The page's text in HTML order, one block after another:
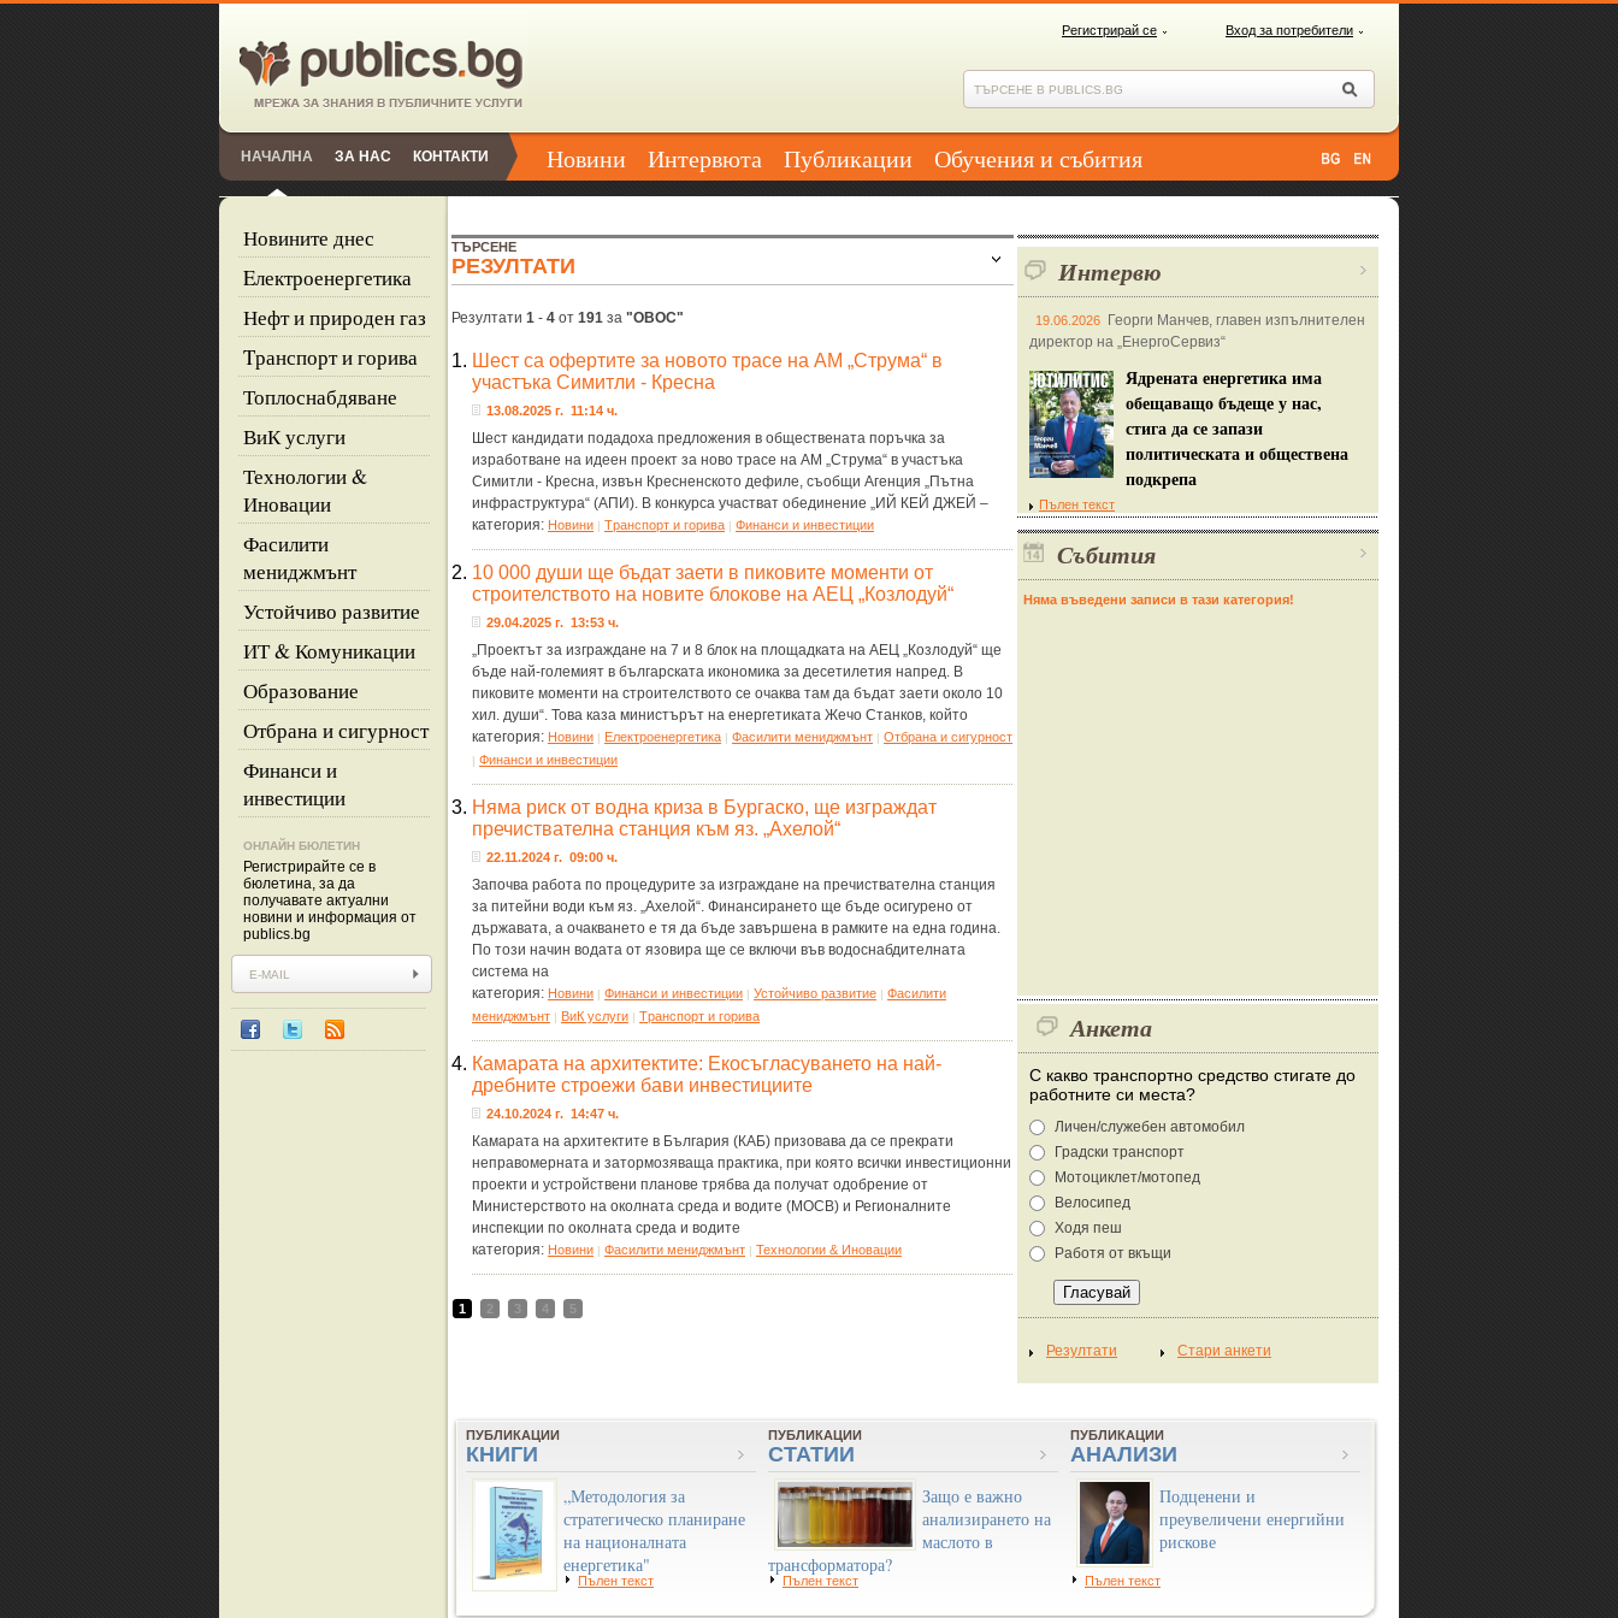
Регистрирай се Вход за потребители
НАЧАЛНА ЗА НАС КОНТАКТИ Новини Интервюта Публикации Обучения и събития
Новините днес
Eлектроенергетика
Нефт и природен газ
Tранспорт и горива
Топлоснабдяване
ВиК услуги
Технологии &
Иновации
Фасилити
мениджмънт
Устойчиво развитие
ИТ & Комуникации
Образование
Отбрана и сигурност
Финанси и
инвестиции
ОНЛАЙН БЮЛЕТИН
Регистрирайте се в
бюлетина, за да
получавате актуални
новини и информация от
publics.bg
ТЪРСЕНЕ
РЕЗУЛТАТИ
Резултати 1 - 4 от 191 за "ОВОС"
1. Шест са офертите за новото трасе на АМ „Струма“ в
участъка Симитли - Кресна
13.08.2025 г. 11:14 ч.
Шест кандидати подадоха предложения в обществената поръчка за
изработване на идеен проект за ново трасе на АМ „Струма“ в участъка
Симитли - Кресна, извън Кресненското дефиле, съобщи Агенция „Пътна
инфраструктура“ (АПИ). В конкурса участват обединение „ИЙ КЕЙ ДЖЕЙ –
категория: Новини | Tранспорт и горива | Финанси и инвестиции
2. 10 000 души ще бъдат заети в пиковите моменти от
строителството на новите блокове на АЕЦ „Козлодуй“
29.04.2025 г. 13:53 ч.
„Проектът за изграждане на 7 и 8 блок на площадката на АЕЦ „Козлодуй“ ще
бъде най-големият в българската икономика за десетилетия напред. В
пиковите моменти на строителството се очаква там да бъдат заети около 10
хил. души“. Това каза министърът на енергетиката Жечо Станков, който
категория: Новини | Eлектроенергетика | Фасилити мениджмънт | Отбрана и сигурност
| Финанси и инвестиции
3. Няма риск от водна криза в Бургаско, ще изграждат
пречиствателна станция към яз. „Ахелой“
22.11.2024 г. 09:00 ч.
Започва работа по процедурите за изграждане на пречиствателна станция
за питейни води към яз. „Ахелой“. Финансирането ще бъде осигурено от
държавата, а очакването е тя да бъде завършена в рамките на една година.
По този начин водата от язовира ще се включи във водоснабдителната
система на
категория: Новини | Финанси и инвестиции | Устойчиво развитие | Фасилити
мениджмънт | ВиК услуги | Tранспорт и горива
4. Камарата на архитектите: Екосъгласуването на най-
дребните строежи бави инвестициите
24.10.2024 г. 14:47 ч.
Камарата на архитектите в България (КАБ) призовава да се прекрати
неправомерната и затормозяваща практика, при която всички инвестиционни
проекти и устройствени планове трябва да получат одобрение от
Министерството на околната среда и водите (МОСВ) и Регионалните
инспекции по околната среда и водите
категория: Новини | Фасилити мениджмънт | Технологии & Иновации
1 2 3 4 5
Интервю
19.06.2026 Георги Манчев, главен изпълнителен
директор на „ЕнергоСервиз“
Ядрената енергетика има
обещаващо бъдеще у нас,
стига да се запази
политическата и обществена
подкрепа
Пълен текст
Събития
Няма въведени записи в тази категория!
Анкета
С какво транспортно средство стигате до
работните си места?
Личен/служебен автомобил
Градски транспорт
Мотоциклет/мотопед
Велосипед
Ходя пеш
Работя от вкъщи
ПУБЛИКАЦИИ
КНИГИ
„Методология за
стратегическо планиране
на националната
енергетика"
Пълен текст
ПУБЛИКАЦИИ
СТАТИИ
Защо е важно
анализирането на
маслото в
трансформатора?
Пълен текст
ПУБЛИКАЦИИ
АНАЛИЗИ
Подценени и
преувеличени енергийни
рискове
Пълен текст